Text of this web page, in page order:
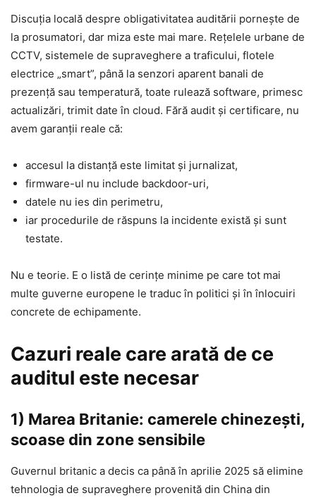
Discuția locală despre obligativitatea auditării pornește de
la prosumatori, dar miza este mai mare. Rețelele urbane de
CCTV, sistemele de supraveghere a traficului, flotele
electrice „smart”, până la senzori aparent banali de
prezență sau temperatură, toate rulează software, primesc
actualizări, trimit date în cloud. Fără audit și certificare, nu
avem garanții reale că:
accesul la distanță este limitat și jurnalizat,
firmware-ul nu include backdoor-uri,
datele nu ies din perimetru,
iar procedurile de răspuns la incidente există și sunt
testate.
Nu e teorie. E o listă de cerințe minime pe care tot mai
multe guverne europene le traduc în politici și în înlocuiri
concrete de echipamente.
Cazuri reale care arată de ce
auditul este necesar
1) Marea Britanie: camerele chinezești,
scoase din zone sensibile
Guvernul britanic a decis ca până în aprilie 2025 să elimine
tehnologia de supraveghere provenită din China din